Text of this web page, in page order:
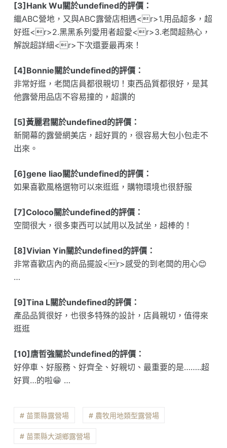
[3]Hank Wu關於undefined的評價：
繼ABC營地，又與ABC露營店相遇<r>1.用品超多，超
好逛<r>2.黑黑系列愛用者超愛<r>3.老闆超熱心，
解說超詳細<r>下次還要最再來！
[4]Bonnie關於undefined的評價：
非常好逛，老闆店員都很親切！東西品質都很好，是其
他露營用品店不容易撞的，超讚的
[5]黃麗君關於undefined的評價：
新開幕的露營網美店，超好買的，很容易大包小包走不
出來。
[6]gene liao關於undefined的評價：
如果喜歡風格選物可以來逛逛，購物環境也很舒服
[7]Coloco關於undefined的評價：
空間很大，很多東西可以試用以及試坐，超棒的！
[8]Vivian Yin關於undefined的評價：
非常喜歡店內的商品擺設<r>感受的到老闆的用心😊
…
[9]Tina L關於undefined的評價：
產品品質很好，也很多特殊的設計，店員親切，值得來
逛逛
[10]唐哲強關於undefined的評價：
好停車、好服務、好齊全、好親切、最重要的是……..超
好買…的啦😁 …
# 苗栗縣露營場 # 農牧用地類型露營場
# 苗栗縣大湖鄉露營場